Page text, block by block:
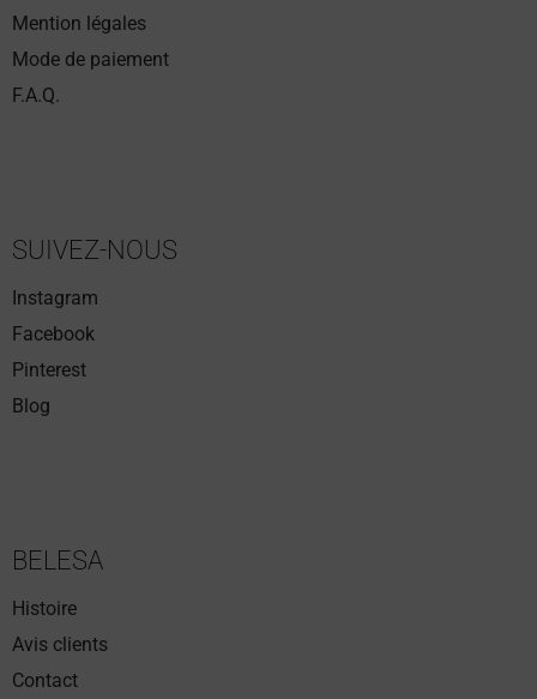
Mention légales
Mode de paiement
F.A.Q.
SUIVEZ-NOUS
Instagram
Facebook
Pinterest
Blog
BELESA
Histoire
Avis clients
Contact